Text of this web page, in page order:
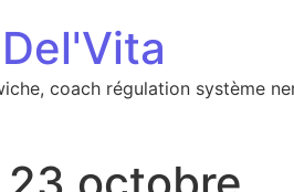
coach régulation système